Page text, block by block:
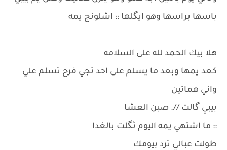
باسها براسها وهو ايگلها :: اشلونج يمه
هلا بيك الحمد لله على السلامه
كعد يمها وبعد ما يسلم على احد تجي فرح تسلم علي
واني هماتين
بيبي گالت //. صبن العشا
:: ما اشتهي يمه اليوم ثگلت بالغدا
طولت عبالي ترد بيومك